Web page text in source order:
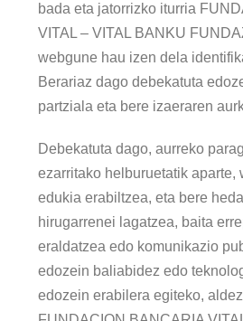
bada eta jatorrizko iturria
VITAL – VITAL BANKU
webgune hau izen dela
Berariaz dago debekatuta
partziala eta bere izaeraren
Debekatuta dago, aurreko
ezarritako helburuetatik aparte,
edukia erabiltzea, eta bere
hirugarrenei lagatzea, baita
eraldatzea edo komunikazio
edozein baliabidez edo
edozein erabilera egiteko,